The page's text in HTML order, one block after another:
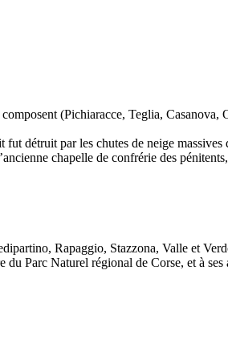
(Pichiaracce, Teglia, Casanova,
détruit par les chutes de neige massives
chapelle de confrérie des
Rapaggio, Stazzona, Valle et
Parc Naturel régional de Corse, et à ses